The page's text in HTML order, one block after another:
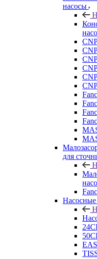
насосы
для